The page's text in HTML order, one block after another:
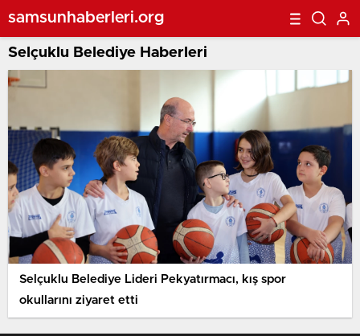
samsunhaberleri.org
Selçuklu Belediye Haberleri
Selçuklu Belediye Lideri Pekyatırmacı, kış spor
okullarını ziyaret etti